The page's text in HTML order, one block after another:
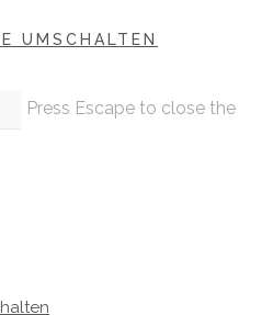
UMSCHALTEN
Press Escape to close the